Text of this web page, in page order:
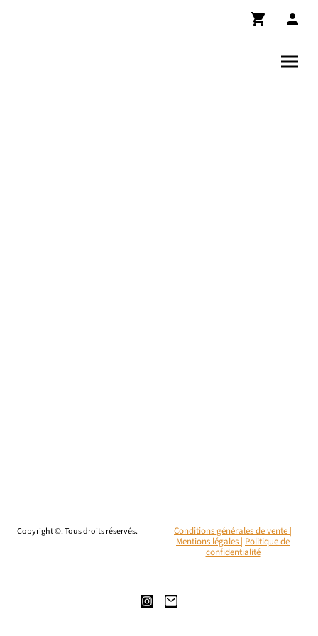
Copyright ©. Tous droits réservés.
Conditions générales de vente |
Mentions légales | Politique de
confidentialité